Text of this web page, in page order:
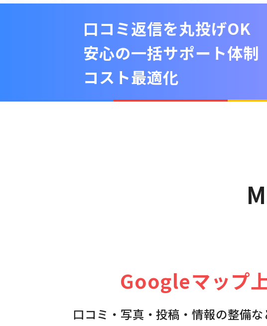
口コミ返信を丸投げOK
安心の一括サポート体制
コスト最適化
Googleマップ
口コミ・写真・投稿・情報の整備